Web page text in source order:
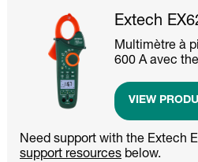
Extech
Multimètre à
600 A avec
VIEW
Need support with the Extech
support resources below.